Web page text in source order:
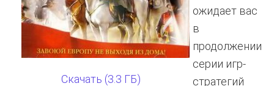
Скачать (3.3 ГБ)
ожидает вас
в
продолжении
серии игр-
стратегий